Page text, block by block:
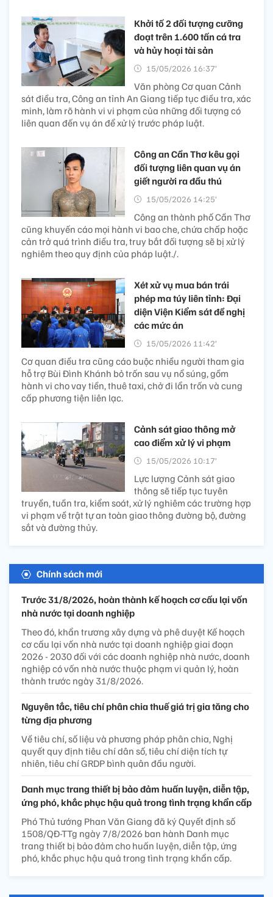
Khởi tố 2 đối tượng cưỡng
đoạt trên 1.600 tấn cá tra
và hủy hoại tài sản
15/05/2026 16:37’
Văn phòng Cơ quan Cảnh
sát điều tra, Công an tỉnh An Giang tiếp tục điều tra, xác
minh, làm rõ hành vi vi phạm của những đối tượng có
liên quan đến vụ án để xử lý trước pháp luật.
Công an Cần Thơ kêu gọi
đối tượng liên quan vụ án
giết người ra đầu thú
15/05/2026 14:25’
Công an thành phố Cần Thơ
cũng khuyến cáo mọi hành vi bao che, chứa chấp hoặc
cản trở quá trình điều tra, truy bắt đối tượng sẽ bị xử lý
nghiêm theo quy định của pháp luật./.
Xét xử vụ mua bán trái
phép ma túy liên tỉnh: Đại
diện Viện Kiểm sát đề nghị
các mức án
15/05/2026 11:42’
Cơ quan điều tra cũng cáo buộc nhiều người tham gia
hỗ trợ Bùi Đình Khánh bỏ trốn sau vụ nổ súng, gồm
hành vi cho vay tiền, thuê taxi, chở đi lẩn trốn và cung
cấp phương tiện liên lạc.
Cảnh sát giao thông mở
cao điểm xử lý vi phạm
15/05/2026 10:17’
Lực lượng Cảnh sát giao
thông sẽ tiếp tục tuyên
truyền, tuần tra, kiểm soát, xử lý nghiêm các trường hợp
vi phạm về trật tự an toàn giao thông đường bộ, đường
sắt và đường thủy.
Chính sách mới
Trước 31/8/2026, hoàn thành kế hoạch cơ cấu lại vốn
nhà nước tại doanh nghiệp
Theo đó, khẩn trương xây dựng và phê duyệt Kế hoạch
cơ cấu lại vốn nhà nước tại doanh nghiệp giai đoạn
2026 - 2030 đối với các doanh nghiệp nhà nước, doanh
nghiệp có vốn nhà nước thuộc phạm vi quản lý, hoàn
thành trước ngày 31/8/2026.
Nguyên tắc, tiêu chí phân chia thuế giá trị gia tăng cho
từng địa phương
Về tiêu chí, số liệu và phương pháp phân chia, Nghị
quyết quy định tiêu chí dân số, tiêu chí diện tích tự
nhiên, tiêu chí GRDP bình quân đầu người.
Danh mục trang thiết bị bảo đảm huấn luyện, diễn tập,
ứng phó, khắc phục hậu quả trong tình trạng khẩn cấp
Phó Thủ tướng Phan Văn Giang đã ký Quyết định số
1508/QĐ-TTg ngày 7/8/2026 ban hành Danh mục
trang thiết bị bảo đảm cho huấn luyện, diễn tập, ứng
phó, khắc phục hậu quả trong tình trạng khẩn cấp.